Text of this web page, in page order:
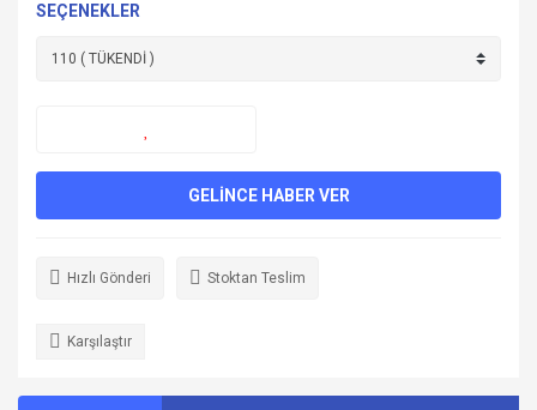
SEÇENEKLER
GELİNCE HABER VER
Hızlı Gönderi Stoktan Teslim
Karşılaştır